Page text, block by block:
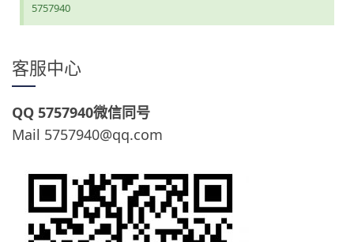
5757940
客服中心
QQ 5757940微信同号
Mail 5757940@qq.com